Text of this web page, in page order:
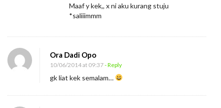
Maaf y kek,, x ni aku kurang stuju
*saliiimmm
Ora Dadi Opo
10/06/2014 at 09:37- Reply
gk liat kek semalam…